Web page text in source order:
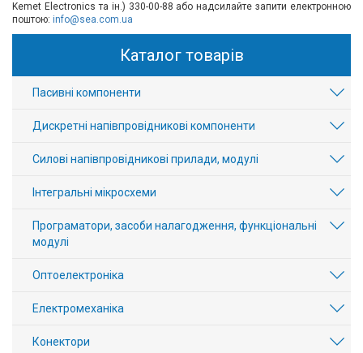
Kemet Electronics та ін.) 330-00-88 або надсилайте запити електронною
поштою: info@sea.com.ua
Каталог товарів
Пасивні компоненти
Дискретні напівпровідникові компоненти
Силові напівпровідникові прилади, модулі
Інтегральні мікросхеми
Програматори, засоби налагодження, функціональні
модулі
Оптоелектроніка
Електромеханіка
Конектори